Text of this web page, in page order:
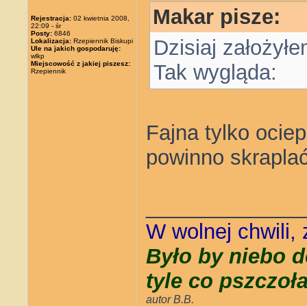
Rejestracja: 02 kwietnia 2008,
22:09 - śr
Posty: 6846
Lokalizacja: Rzepiennik Biskupi
Ule na jakich gospodaruję:
wlkp
Miejscowość z jakiej piszesz:
Rzepiennik
Makar pisze:
Dzisiaj
Tak wygląda:
Fajna tylko
powinno
W wolnej chwili,
Było by niebo
tyle co
autor B.B.